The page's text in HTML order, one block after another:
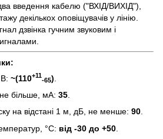
введення кабелю ("ВХІД/ВИХІД"),
декількох оповіщувачів у лінію.
дзвінка гучним звуковим і
~(110+11
-65)
більше, мА: 35
на відстані 1 м, дБ, не менше: 90.
°С: від -30 до +50